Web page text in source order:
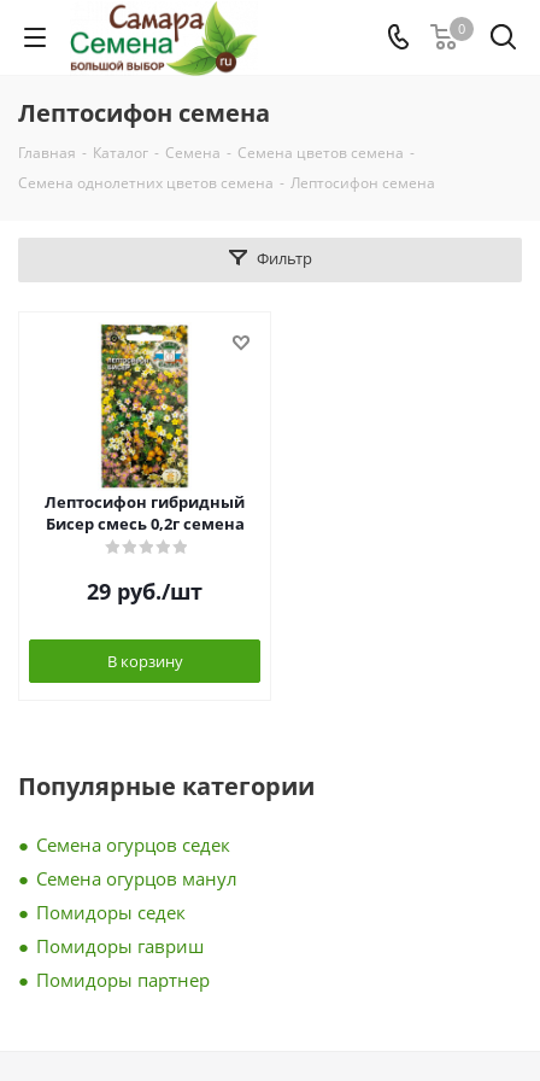
0
Лептосифон семена
Главная - Каталог - Семена - Семена цветов семена -
Семена однолетних цветов семена - Лептосифон семена
Фильтр
Лептосифон гибридный
Бисер смесь 0,2г семена
29 руб./шт
В корзину
Популярные категории
Семена огурцов седек
Семена огурцов манул
Помидоры седек
Помидоры гавриш
Помидоры партнер